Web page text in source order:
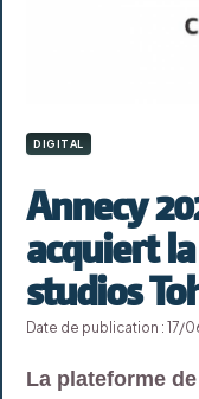
DIGITAL
Annecy
acquiert
studios
Date de publication : 17/
La plateforme